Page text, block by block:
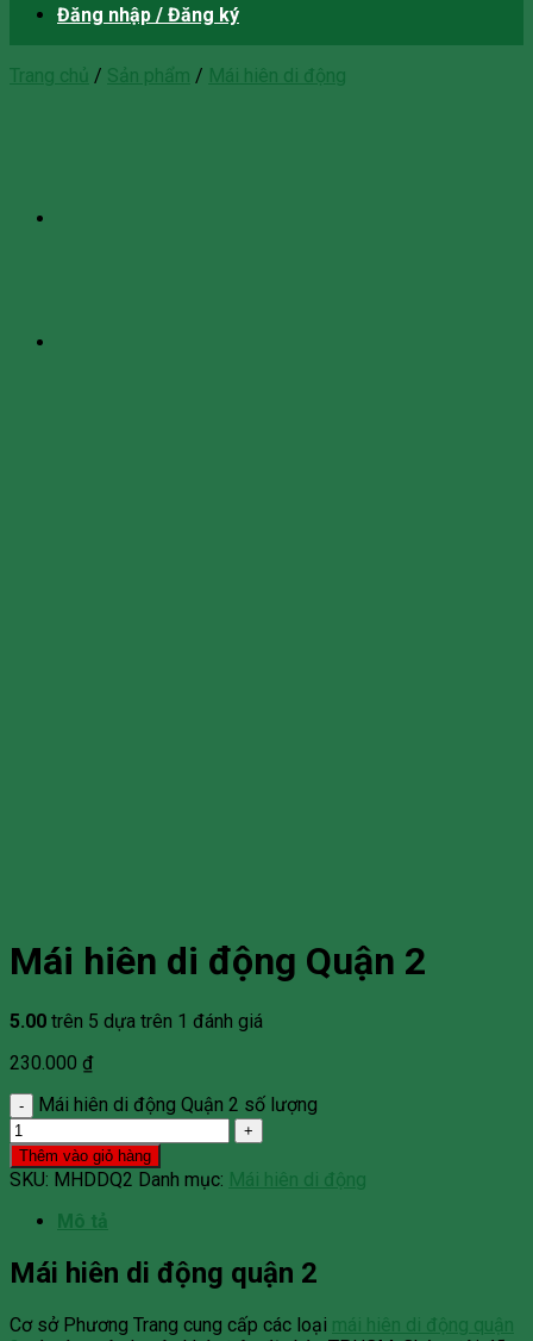
Đăng nhập / Đăng ký
Trang chủ / Sản phẩm / Mái hiên di động
Mái hiên di động Quận 2
5.00 trên 5 dựa trên 1 đánh giá
230.000 ₫
Mái hiên di động Quận 2 số lượng
Thêm vào giỏ hàng
SKU: MHDDQ2 Danh mục: Mái hiên di động
Mô tả
Mái hiên di động quận 2
Cơ sở Phương Trang cung cấp các loại mái hiên di động quận